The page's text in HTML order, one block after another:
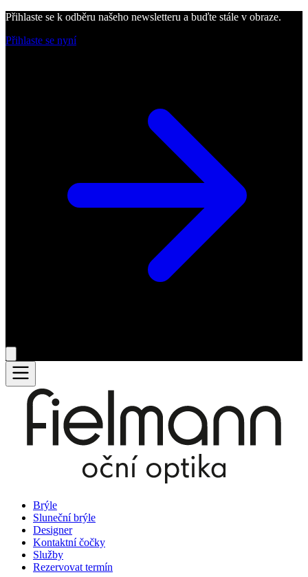
Přihlaste se k odběru našeho newsletteru a buďte stále v obraze.
Přihlaste se nyní
Brýle
Sluneční brýle
Designer
Kontaktní čočky
Služby
Rezervovat termín